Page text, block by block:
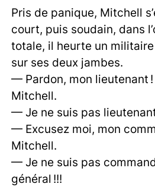
Pris de panique, Mitchell
court, puis soudain, dans
totale, il heurte un
sur ses deux jambes.
— Pardon, mon lieutenant !
Mitchell.
— Je ne suis pas
— Excusez moi, mon
Mitchell.
— Je ne suis pas
général !!!